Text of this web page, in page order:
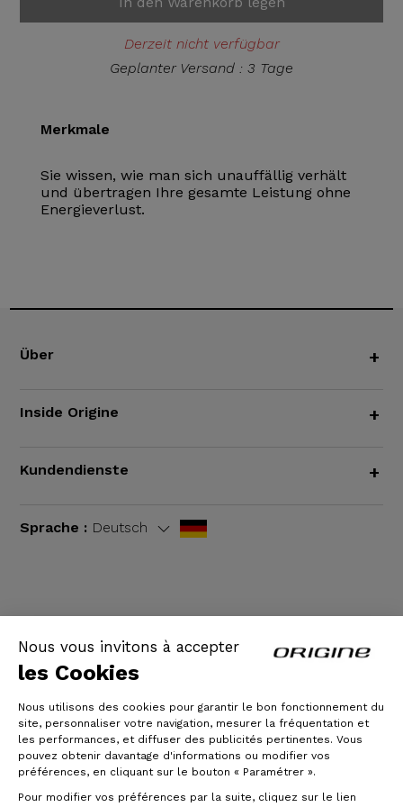
Nous vous invitons à accepter
les Cookies
Nous utilisons des cookies pour garantir le bon fonctionnement du
site, personnaliser votre navigation, mesurer la fréquentation et
les performances, et diffuser des publicités pertinentes. Vous
pouvez obtenir davantage d'informations ou modifier vos
préférences, en cliquant sur le bouton « Paramétrer ».
Pour modifier vos préférences par la suite, cliquez sur le lien
Derzeit nicht verfügbar
Geplanter Versand : 3 Tage
Merkmale
Sie wissen, wie man sich unauffällig verhält
und übertragen Ihre gesamte Leistung ohne
Energieverlust.
Über +
Inside Origine +
Kundendienste +
Sprache : Deutsch
© Origine Cycles